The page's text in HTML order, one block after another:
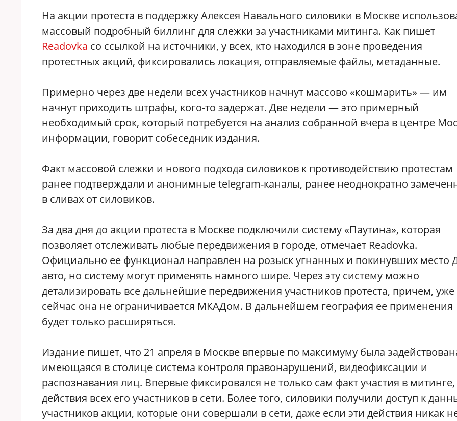
На акции протеста в поддержку Алексея Навального силовики в Москве
массовый подробный биллинг для слежки за участниками митинга. Как пишет
Readovka со ссылкой на источники, у всех, кто находился в зоне проведения
протестных акций, фиксировались локация, отправляемые файлы, метаданные.
Примерно через две недели всех участников начнут массово «кошмарить» — им
начнут приходить штрафы, кого-то задержат. Две недели — это примерный
необходимый срок, который потребуется на анализ собранной вчера в центре
информации, говорит собеседник издания.
Факт массовой слежки и нового подхода силовиков к противодействию протестам
ранее подтверждали и анонимные telegram-каналы, ранее неоднократно
в сливах от силовиков.
За два дня до акции протеста в Москве подключили систему «Паутина», которая
позволяет отслеживать любые передвижения в городе, отмечает Readovka.
Официально ее функционал направлен на розыск угнанных и покинувших место
авто, но систему могут применять намного шире. Через эту систему можно
детализировать все дальнейшие передвижения участников протеста, причем, уже
сейчас она не ограничивается МКАДом. В дальнейшем география ее применения
будет только расширяться.
Издание пишет, что 21 апреля в Москве впервые по максимуму была
имеющаяся в столице система контроля правонарушений, видеофиксации и
распознавания лиц. Впервые фиксировался не только сам факт участия в
действия всех его участников в сети. Более того, силовики получили доступ к
участников акции, которые они совершали в сети, даже если эти действия никак